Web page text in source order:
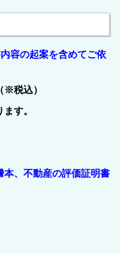
容の起案を含めてご依
税込）
す。
本、不動産の評価証明書